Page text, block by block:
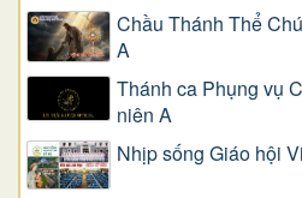
Chầu Thánh Thể
A
Thánh ca Phụng vụ
niên A
Nhịp sống Giáo hội